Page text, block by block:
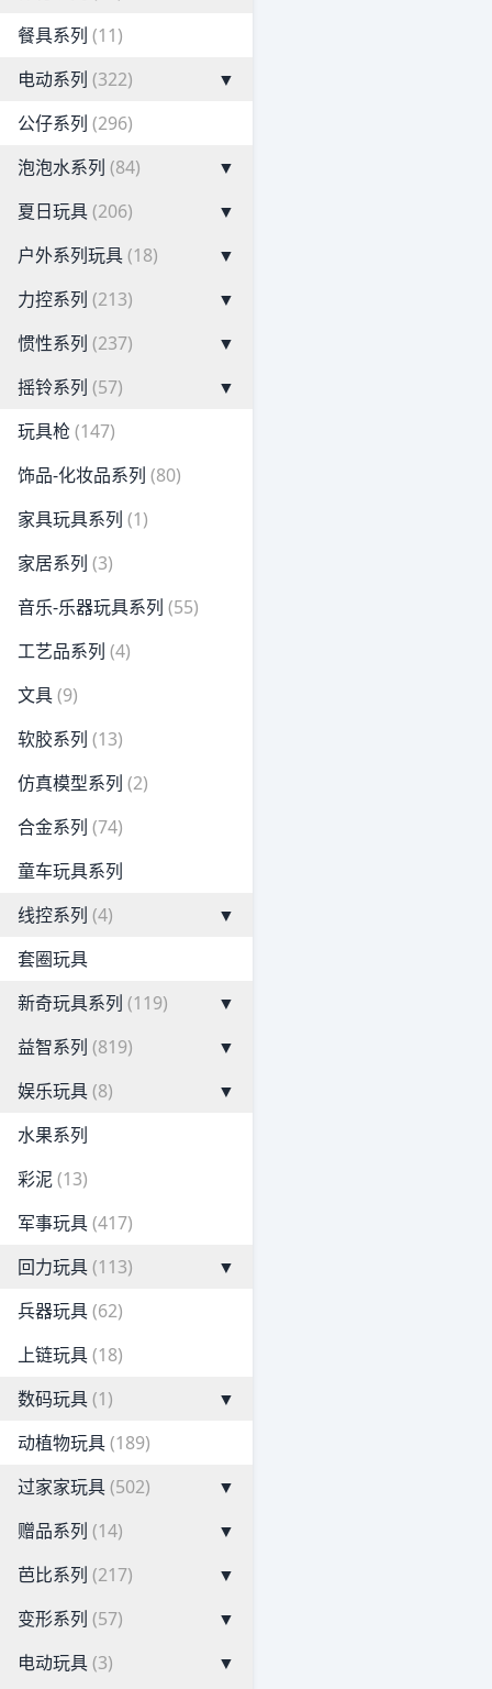
餐具系列 (11)
电动系列 (322)
▼
公仔系列 (296)
泡泡水系列 (84)
▼
夏日玩具(206)
▼
户外系列玩具(18)
▼
力控系列 (213)
▼
惯性系列 (237)
▼
摇铃系列 (57)
▼
玩具枪 (147)
饰品-化妆品系列 (80)
家具玩具系列 (1)
家居系列 (3)
音乐-乐器玩具系列 (55)
工艺品系列 (4)
文具(9)
软胶系列 (13)
仿真模型系列 (2)
合金系列 (74)
童车玩具系列
线控系列 (4)
▼
套圈玩具
新奇玩具系列 (119)
▼
益智系列 (819)
▼
娱乐玩具(8)
▼
水果系列
彩泥(13)
军事玩具(417)
回力玩具(113)
▼
兵器玩具(62)
上链玩具(18)
数码玩具(1)
▼
动植物玩具(189)
过家家玩具(502)
▼
赠品系列 (14)
▼
芭比系列 (217)
▼
变形系列 (57)
▼
电动玩具(3)
▼